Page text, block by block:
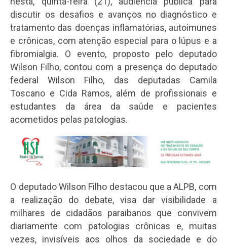
discutir os desafios e avanços no diagnóstico e
tratamento das doenças inflamatórias, autoimunes
e crônicas, com atenção especial para o lúpus e a
fibromialgia. O evento, proposto pelo deputado
Wilson Filho, contou com a presença do deputado
federal Wilson Filho, das deputadas Camila
Toscano e Cida Ramos, além de profissionais e
estudantes da área da saúde e pacientes
acometidos pelas patologias.
O deputado Wilson Filho destacou que a ALPB, com
a realização do debate, visa dar visibilidade a
milhares de cidadãos paraibanos que convivem
diariamente com patologias crônicas e, muitas
vezes, invisíveis aos olhos da sociedade e do